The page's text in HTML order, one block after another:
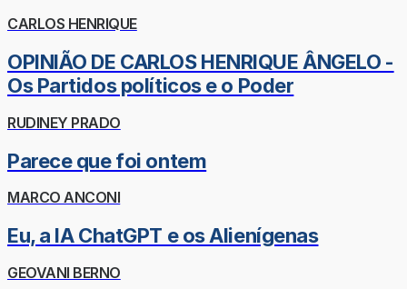
CARLOS HENRIQUE
OPINIÃO DE CARLOS HENRIQUE ÂNGELO -
Os Partidos políticos e o Poder
RUDINEY PRADO
Parece que foi ontem
MARCO ANCONI
Eu, a IA ChatGPT e os Alienígenas
GEOVANI BERNO